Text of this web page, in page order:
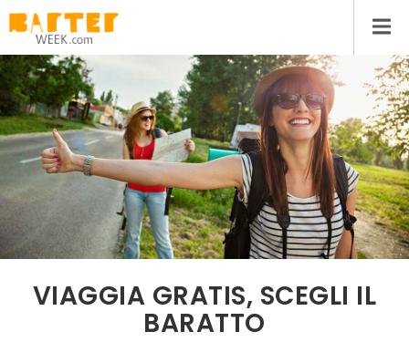
VIAGGIA GRATIS, SCEGLI IL
BARATTO